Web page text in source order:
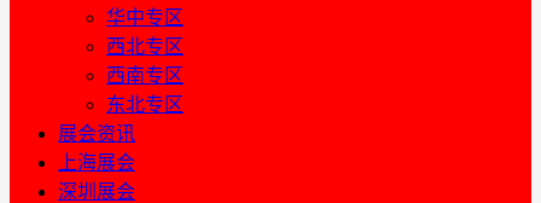
华中专区
西北专区
西南专区
东北专区
展会资讯
上海展会
深圳展会